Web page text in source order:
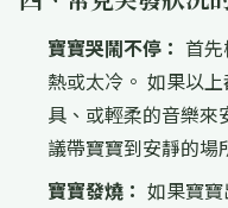
寶寶哭鬧不停： 首
熱或太冷。 如果以
具、或輕柔的音樂來
議帶寶寶到安靜的場
寶寶發燒： 如果寶